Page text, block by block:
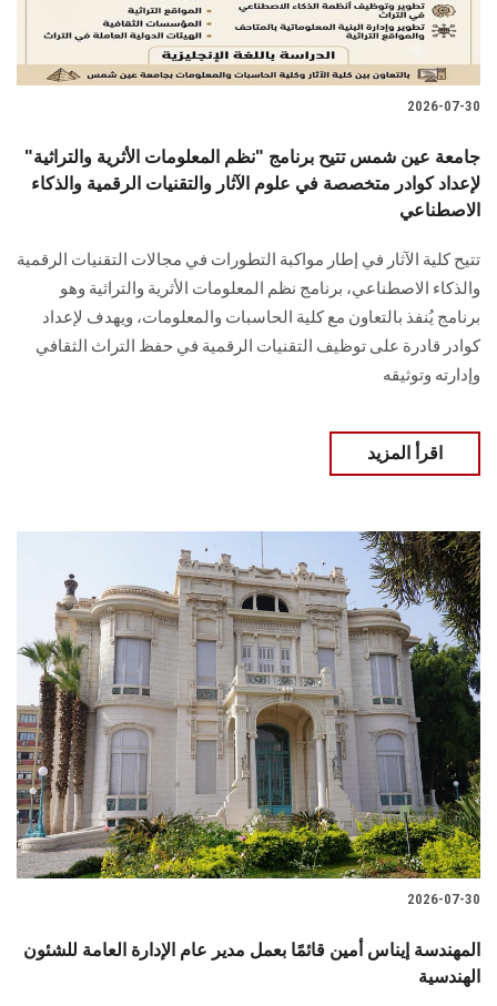
2026-07-30
جامعة عين شمس تتيح برنامج "نظم المعلومات الأثرية والتراثية"
لإعداد كوادر متخصصة في علوم الآثار والتقنيات الرقمية والذكاء
الاصطناعي
تتيح كلية الآثار في إطار مواكبة التطورات في مجالات التقنيات الرقمية
والذكاء الاصطناعي، برنامج نظم المعلومات الأثرية والتراثية وهو
برنامج يُنفذ بالتعاون مع كلية الحاسبات والمعلومات، ويهدف لإعداد
كوادر قادرة على توظيف التقنيات الرقمية في حفظ التراث الثقافي
وإدارته وتوثيقه
اقرأ المزيد
2026-07-30
المهندسة إيناس أمين قائمًا بعمل مدير عام الإدارة العامة للشئون
الهندسية